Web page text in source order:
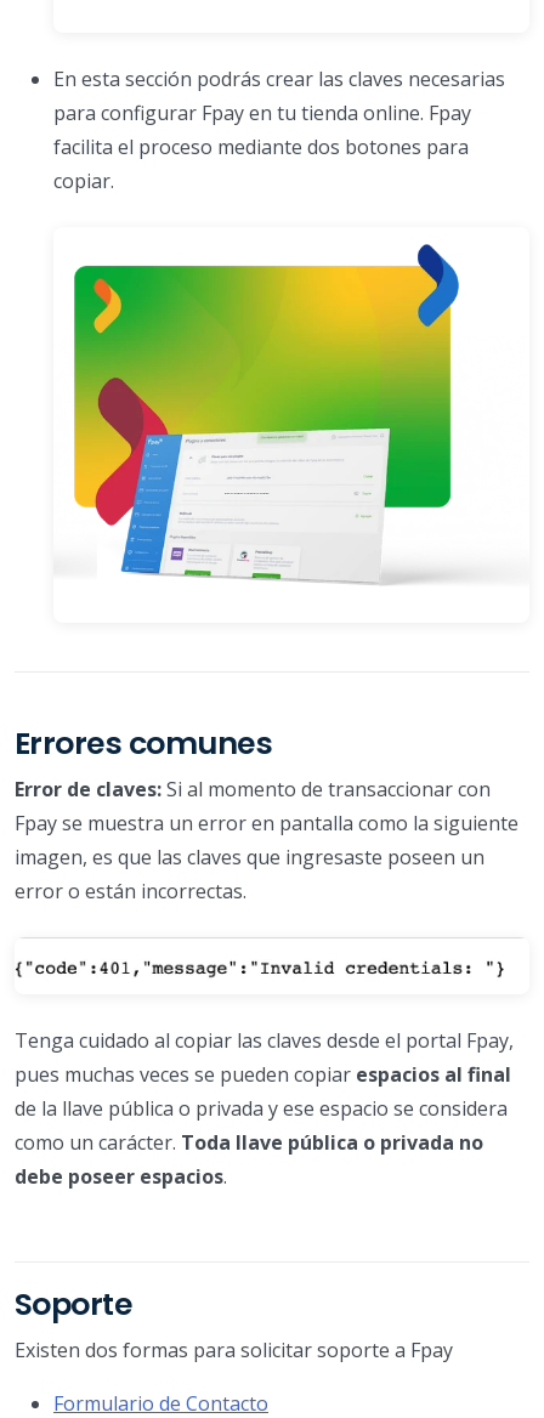
En esta sección podrás crear las claves necesarias
para configurar Fpay en tu tienda online. Fpay
facilita el proceso mediante dos botones para
copiar.
Errores comunes
Error de claves:Si al momento de transaccionar con
Fpay se muestra un error en pantalla como la siguiente
imagen, es que las claves que ingresaste poseen un
error o están incorrectas.
Tenga cuidado al copiar las claves desde el portal Fpay,
pues muchas veces se pueden copiar espacios al final
de la llave pública o privada y ese espacio se considera
como un carácter. Toda llave pública o privada no
debe poseer espacios.
Soporte
Existen dos formas para solicitar soporte a Fpay
Formulario de Contacto